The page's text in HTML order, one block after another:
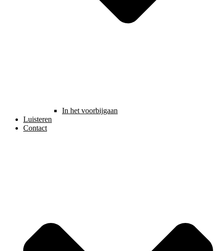
In het voorbijgaan
Luisteren
Contact